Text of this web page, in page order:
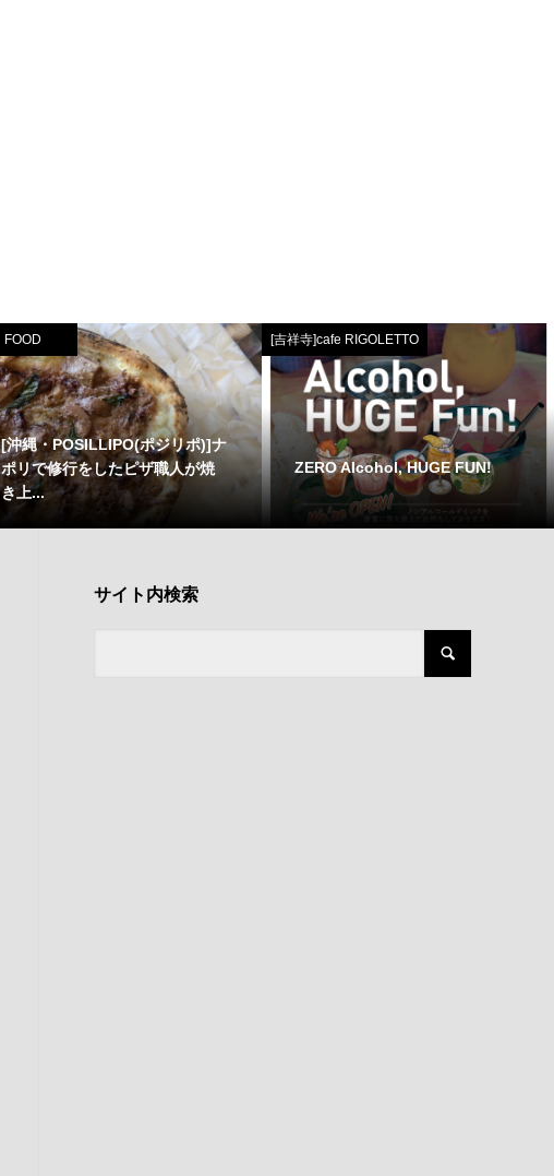
FOOD
[沖縄・POSILLIPO(ポジリポ)]ナ
ポリで修行をしたピザ職人が焼
き上...
[吉祥寺]cafe RIGOLETTO
ZERO Alcohol, HUGE FUN!
サイト内検索